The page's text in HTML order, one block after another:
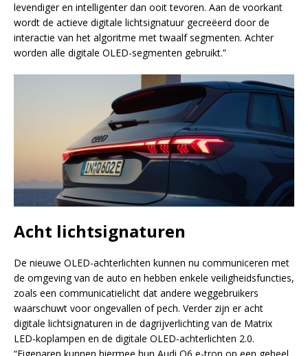
levendiger en intelligenter dan ooit tevoren. Aan de voorkant
wordt de actieve digitale lichtsignatuur gecreëerd door de
interactie van het algoritme met twaalf segmenten. Achter
worden alle digitale OLED-segmenten gebruikt.”
Acht lichtsignaturen
De nieuwe OLED-achterlichten kunnen nu communiceren met
de omgeving van de auto en hebben enkele veiligheidsfuncties,
zoals een communicatielicht dat andere weggebruikers
waarschuwt voor ongevallen of pech. Verder zijn er acht
digitale lichtsignaturen in de dagrijverlichting van de Matrix
LED-koplampen en de digitale OLED-achterlichten 2.0.
“Eigenaren kunnen hiermee hun Audi Q6 e-tron op een geheel